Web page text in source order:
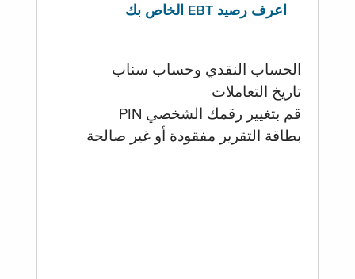
اعرف رصيد EBT الخاص بك
الحساب النقدي وحساب سناب
تاريخ التعاملات
قم بتغيير رقمك الشخصي PIN
بطاقة التقرير مفقودة أو غير صالحة